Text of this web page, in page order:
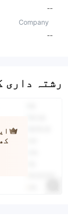
--
Company
--
رشتہ داری